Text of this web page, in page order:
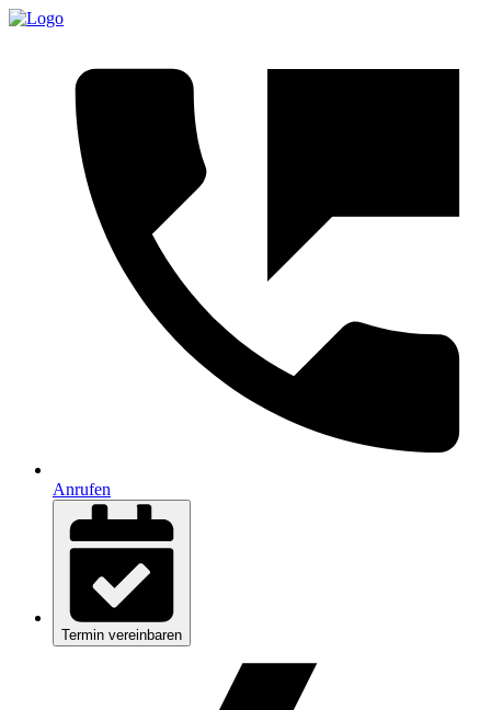
Anrufen
Termin vereinbaren